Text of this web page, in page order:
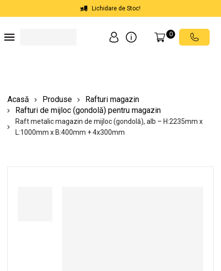
Lichidare de Stoc!
0
Acasă Produse
Rafturi magazin
Rafturi de mijloc (gondolă) pentru magazin
Raft metalic magazin de mijloc (gondolă), alb – H:2235mm x
L:1000mm x B:400mm + 4x300mm